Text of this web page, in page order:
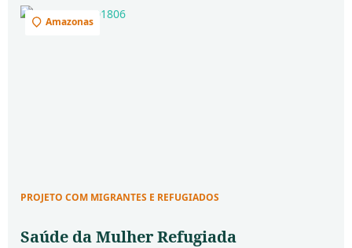
Amazonas
PROJETO COM MIGRANTES E REFUGIADOS
Saúde da Mulher Refugiada